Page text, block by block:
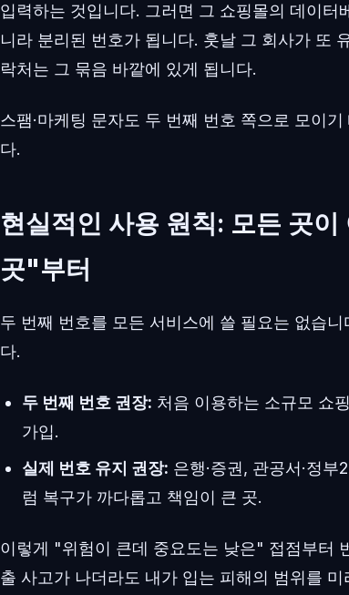
입력하는 것입니다. 그러면 그 쇼핑몰의 데이
니라 분리된 번호가 됩니다. 훗날 그 회사가 또
락처는 그 묶음 바깥에 있게 됩니다.
스팸·마케팅 문자도 두 번째 번호 쪽으로 모이
다.
현실적인 사용 원칙: 모든 곳
곳"부터
두 번째 번호를 모든 서비스에 쓸 필요는 없습
다.
두 번째 번호 권장: 처음 이용하는 소규모 쇼
가입.
실제 번호 유지 권장: 은행·증권, 관공서·정
럼 복구가 까다롭고 책임이 큰 곳.
이렇게 "위험이 큰데 중요도는 낮은" 접점부터
출 사고가 나더라도 내가 입는 피해의 범위를